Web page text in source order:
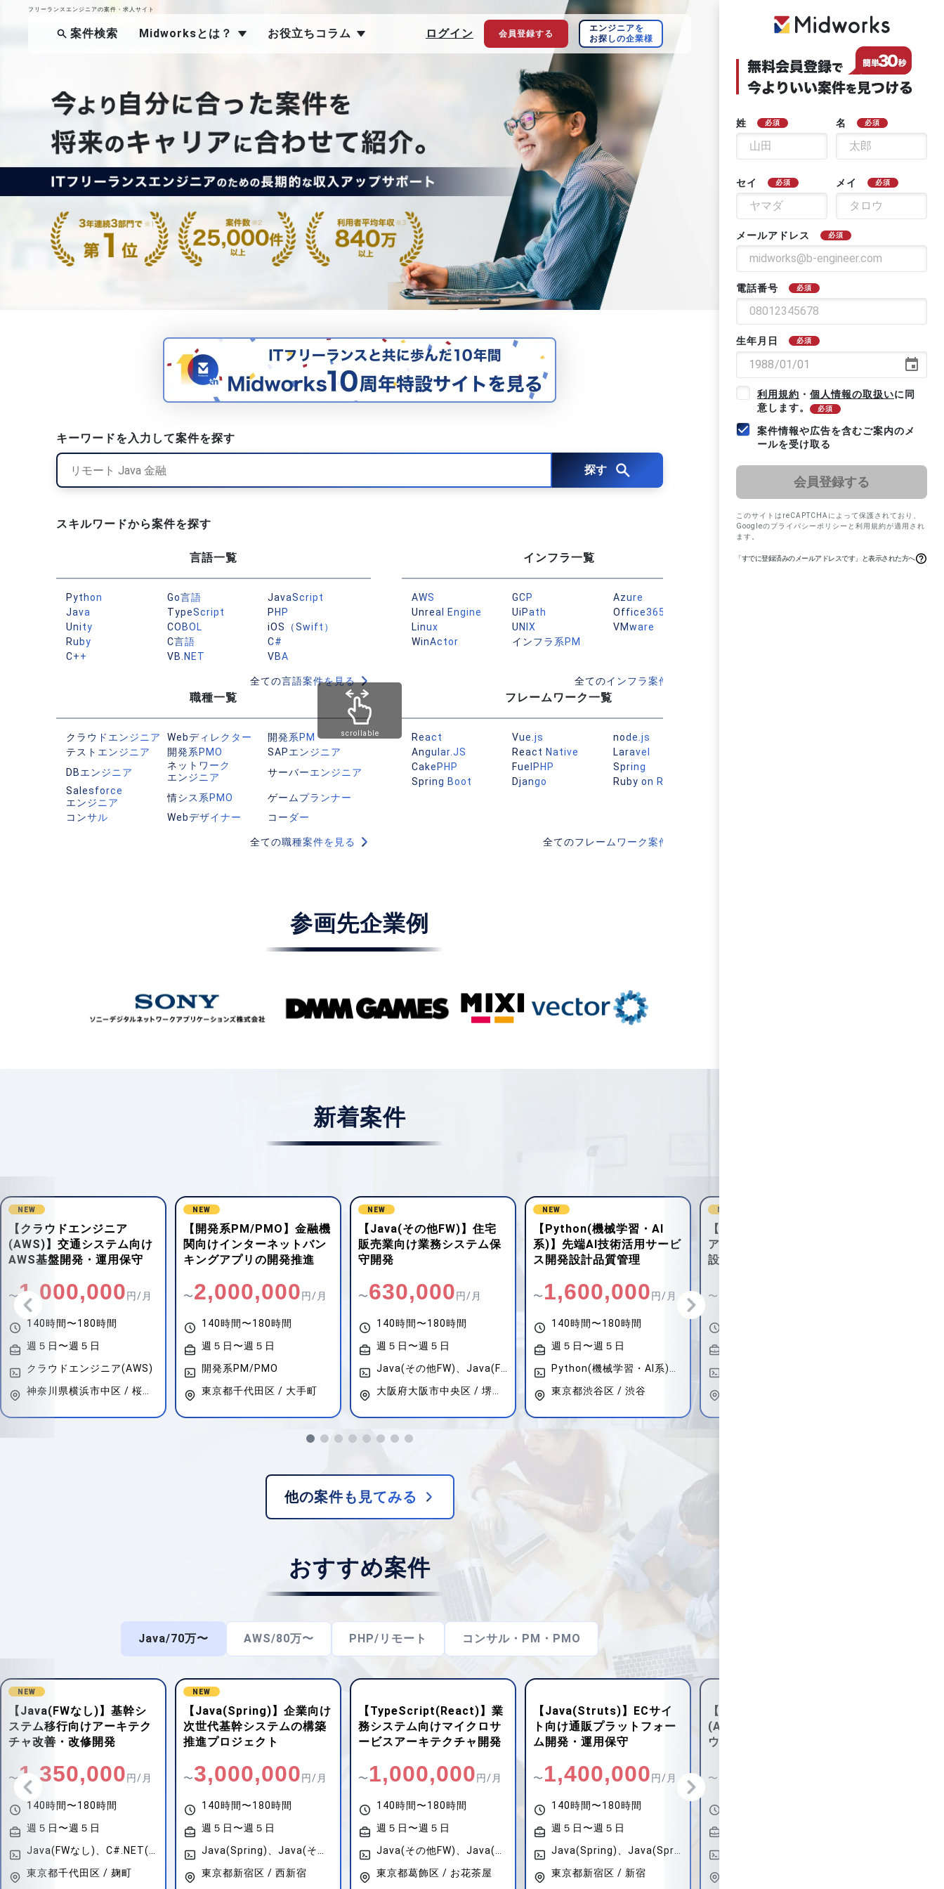
案件検索 Midworksとは？ お役立ちコラム ログイン 会員登録する
エンジニアを
お探しの企業様
フリーランスエンジニアの案件・求人サイト
キーワードを入力して案件を探す
探す
スキルワードから案件を探す
言語一覧
Python Go言語
JavaScript
Java
TypeScript
PHP
Unity
COBOL
iOS（Swift）
Ruby
C言語
C#
C++
VB.NET VBA
全ての言語案件を見る
インフラ一覧
AWS GCP
Azure
Unreal Engine
UiPath
Office365
Linux
UNIX
VMware
WinActor
インフラ系PM
全てのインフラ案件を見る
職種一覧
クラウドエンジニア Webディレクター
開発系PM
テストエンジニア
開発系PMO
SAPエンジニア
DBエンジニア
ネットワーク
エンジニア
サーバーエンジニア
Salesforce
エンジニア
情シス系PMO
ゲームプランナー
コンサル
Webデザイナー コーダー
全ての職種案件を見る
フレームワーク一覧
React Vue.js
node.js
Angular.JS
React Native
Laravel
CakePHP
FuelPHP
Spring
Spring Boot
Django Ruby on Rails
全てのフレームワーク案件を見る
scrollable
参画先企業例
新着案件
NEW
【開発系PM/PMO】金融機
関向けインターネットバン
キングアプリの開発推進
〜 2,000,000 円/月
140時間〜180時間
週５日〜週５日
開発系PM/PMO
東京都千代田区 / 大手町
NEW
【Java(その他FW)】住宅
販売業向け業務システム保
守開発
〜630,000円/月
140時間〜180時間
週５日〜週５日
NEW
【Python(機械学習・AI
系)】先端AI技術活用サービ
ス開発設計品質管理
〜1,600,000円/月
140時間〜180時間
週５日〜週５日
Python(機械学習・AI系)、Python(Web開発系)、Python(データ分析系)
東京都渋谷区 / 渋谷
NEW
【ネットワークエンジニ
ア】企業向けネットワーク
設計・構築
〜 900,000円/月
140時間〜180時間
週５日〜週５日
ネットワークエンジニア
東京都千代田区 / 神田
NEW
【DBエンジニア(SQL全
般)】住宅業界向け基幹シス
テム刷新に伴うSQL設計
〜
他の案件も見てみる
おすすめ案件
Java/70万〜 AWS/80万〜 PHP/リモート コンサル・PM・PMO
NEW
【Java(Spring)】企業向け
次世代基幹システムの構築
推進プロジェクト
〜 3,000,000 円/月
140時間〜180時間
週５日〜週５日
Java(Spring)、Java(その他FW)
東京都新宿区 / 西新宿
【TypeScript(React)】業
務システム向けマイクロサ
ービスアーキテクチャ開発
〜1,000,000 円/月
140時間〜180時間
週５日〜週５日
Java(その他FW)、Java(Spring Boot)、JavaScript(React)、TypeScript(React)
東京都葛飾区 / お花茶屋
【Java(Struts)】ECサイ
ト向け通販プラットフォー
ム開発・運用保守
〜 1,400,000 円/月
140時間〜180時間
週５日〜週５日
Java(Spring)、Java(Spring Boot)、Salesforce、Java(Struts)
東京都新宿区 / 新宿
【クラウドエンジニア
(AWS)】金融機関向けクラ
ウド基盤刷新・システム開
〜 720,000円/月
140時間〜180時間
週５日〜週５日
Java(Spring)、Java(Spring Boot)、クラウドエンジニア(AWS)
東京都港区 / 虎ノ門
【Java(その他FW)】EC予
約決済在庫発券向け基幹開
発運用
〜
姓 必須 名 必須
セイ 必須 メイ 必須
メールアドレス 必須
電話番号 必須
生年月日 必須
利用規約 ・ 個人情報の取扱いに同
意します。
必須
案件情報や広告を含むご案内のメ
ールを受け取る
このサイトはreCAPTCHAによって保護されており、
Googleのプライバシーポリシー と 利用規約が適用され
ます。
「すでに登録済みのメールアドレスです」と表示された方へ